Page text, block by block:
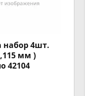
набор 4шт.
мм )
42104